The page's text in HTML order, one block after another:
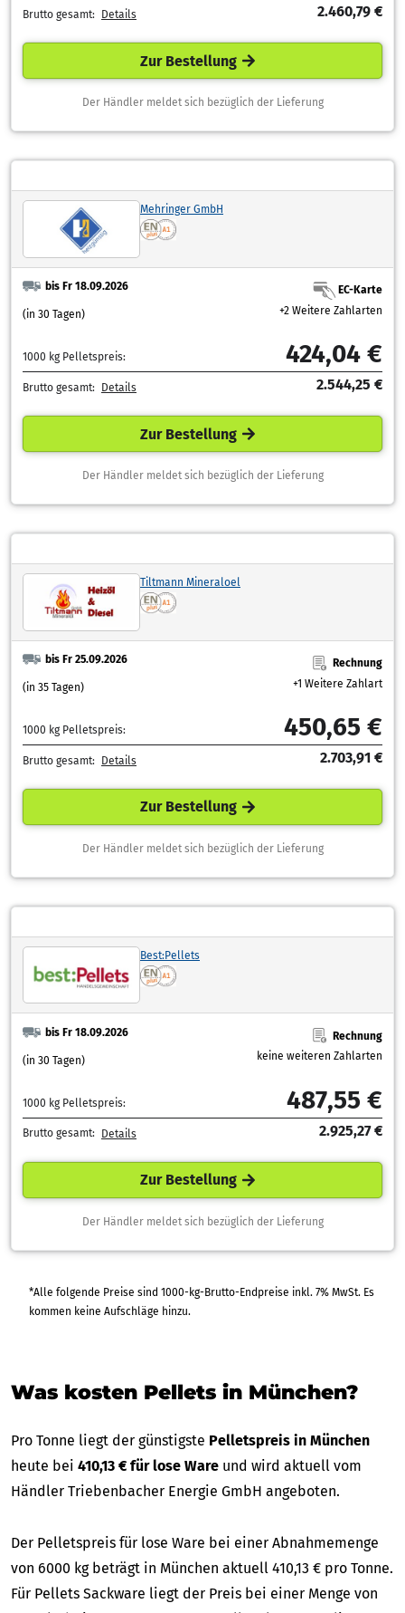
Brutto gesamt: Details 2.460,79 €
Zur Bestellung
Der Händler meldet sich bezüglich der Lieferung
Mehringer GmbH
bis Fr 18.09.2026
(in 30 Tagen)
EC-Karte
+2 Weitere Zahlarten
1000 kg Pelletspreis: 424,04 €
Brutto gesamt: Details 2.544,25 €
Zur Bestellung
Der Händler meldet sich bezüglich der Lieferung
Tiltmann Mineraloel
bis Fr 25.09.2026
(in 35 Tagen)
Rechnung
+1 Weitere Zahlart
1000 kg Pelletspreis: 450,65 €
Brutto gesamt: Details 2.703,91 €
Zur Bestellung
Der Händler meldet sich bezüglich der Lieferung
Best:Pellets
bis Fr 18.09.2026
(in 30 Tagen)
Rechnung
keine weiteren Zahlarten
1000 kg Pelletspreis: 487,55 €
Brutto gesamt: Details 2.925,27 €
Zur Bestellung
Der Händler meldet sich bezüglich der Lieferung
*Alle folgende Preise sind 1000-kg-Brutto-Endpreise inkl. 7% MwSt. Es
kommen keine Aufschläge hinzu.
Was kosten Pellets in München?
Pro Tonne liegt der günstigste Pelletspreis in München
heute bei 410,13 € für lose Ware und wird aktuell vom
Händler Triebenbacher Energie GmbH angeboten.
Der Pelletspreis für lose Ware bei einer Abnahmemenge
von 6000 kg beträgt in München aktuell 410,13 € pro Tonne.
Für Pellets Sackware liegt der Preis bei einer Menge von